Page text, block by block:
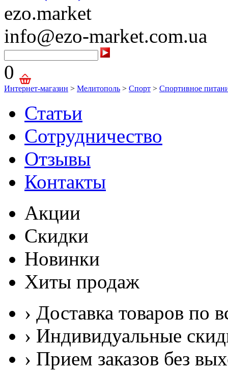
ezo.market
info@ezo-market.com.ua
0
Интернет-магазин > Мелитополь > Спорт > Спортивное
Статьи
Сотрудничество
Отзывы
Контакты
Акции
Скидки
Новинки
Хиты продаж
› Доставка товаров по
› Индивидуальные
› Прием заказов без